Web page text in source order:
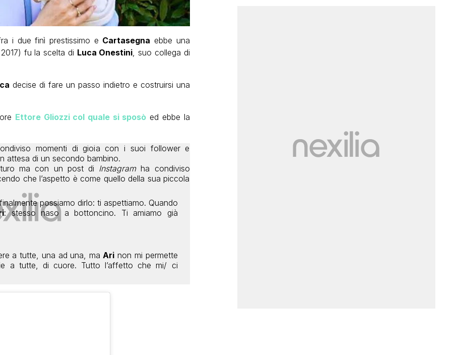
i due finì prestissimo e Cartasegna ebbe una
fu la scelta di Luca Onestini, suo collega di
decise di fare un passo indietro e costruirsi una
Ettore Gliozzi col quale si sposò ed ebbe la
momenti di gioia con i suoi follower e
attesa di un secondo bambino.
ma con un post di Instagramha condiviso
che l’aspetto è come quello della sua piccola
possiamo dirlo: ti aspettiamo. Quando
: stesso naso a bottoncino. Ti amiamo già
a tutte, una ad una, ma Ari non mi permette
a tutte, di cuore. Tutto l’affetto che mi/ ci